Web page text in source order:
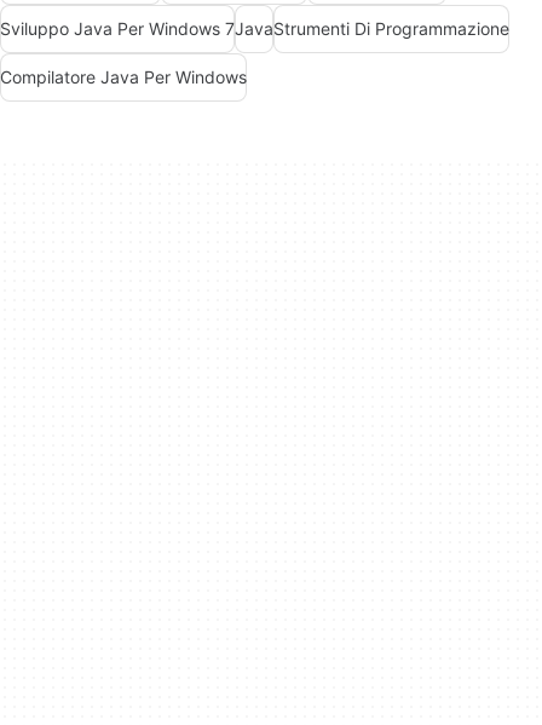
Sviluppo Java Per Windows 7JavaStrumenti Di Programmazione
Compilatore Java Per Windows